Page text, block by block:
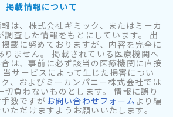
掲載情報について
は、株式会社ギミック、またはミーカ
調査した情報をもとにしています。 出
載に努めておりますが、内容を完全に
りません。 掲載されている医療機関へ
は、事前に必ず該当の医療機関に直接
サービスによって生じた損害につい
、およびミーカンパニー株式会社では
切負わないものとします。 情報に誤り
数ですが お問い合わせフォーム より編
ただけますようお願いいたします。